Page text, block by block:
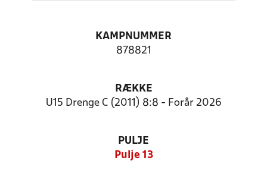
KAMPNUMMER
878821
RÆKKE
U15 Drenge C (2011) 8:8 - Forår 2026
PULJE
Pulje 13